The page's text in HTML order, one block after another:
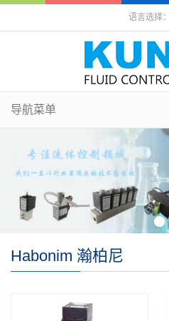
语言选择：
导航菜单
Habonim 瀚柏尼